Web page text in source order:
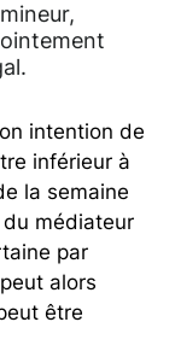
intention de
inférieur à
la semaine
médiateur
par
alors
être